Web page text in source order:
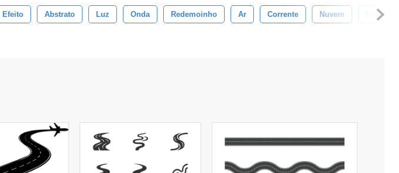
Efeito Abstrato Luz Onda Redemoinho Ar Corrente Nuvem Fumaça